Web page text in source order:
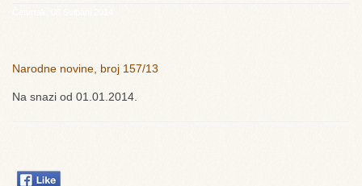
Narodne novine, broj 157/13
Na snazi od 01.01.2014.